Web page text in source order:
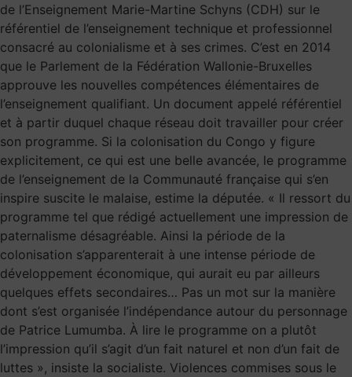
de l’Enseignement Marie-Martine Schyns (CDH) sur le
référentiel de l’enseignement technique et professionnel
consacré au colonialisme et à ses crimes. C’est en 2014
que le Parlement de la Fédération Wallonie-Bruxelles
approuve les nouvelles compétences élémentaires de
l’enseignement qualifiant. Un document appelé référentiel
et à partir duquel chaque réseau doit travailler pour créer
son programme. Si la colonisation du Congo y figure
explicitement, ce qui est une belle avancée, le programme
de l’enseignement de la Communauté française qui s’en
inspire suscite le malaise, estime la députée. « Il ressort du
programme tel que rédigé actuellement une impression de
paternalisme désagréable. Ainsi la période de la
colonisation s’apparenterait à une intense période de
développement économique, qui aurait eu par ailleurs
quelques effets secondaires… Pas un mot sur la manière
dont s’est organisée l’indépendance autour du personnage
de Patrice Lumumba. À lire le programme on a plutôt
l’impression qu’il s’agit d’un fait naturel et non d’un fait de
luttes », insiste la socialiste. Violences commises sous le